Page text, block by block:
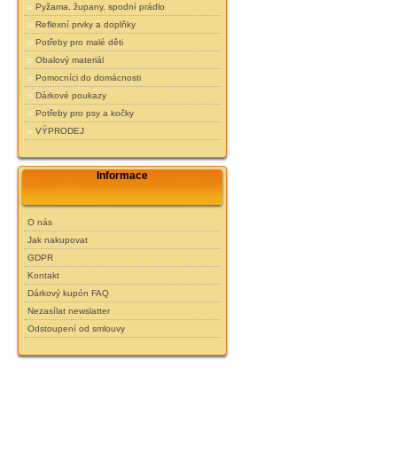
Pyžama, župany, spodní prádlo
Reflexní prvky a doplňky
Potřeby pro malé děti
Obalový materiál
Pomocníci do domácnosti
Dárkové poukazy
Potřeby pro psy a kočky
VÝPRODEJ
Informace
O nás
Jak nakupovat
GDPR
Kontakt
Dárkový kupón FAQ
Nezasílat newslatter
Odstoupení od smlouvy